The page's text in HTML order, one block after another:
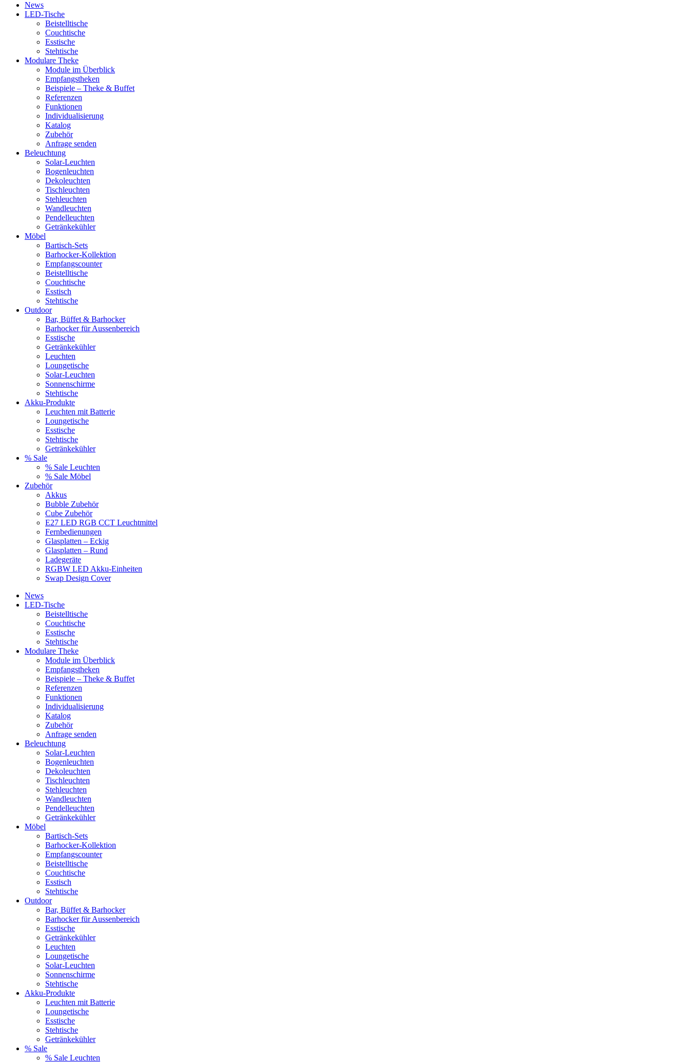
News
LED-Tische
Beistelltische
Couchtische
Esstische
Stehtische
Modulare Theke
Module im Überblick
Empfangstheken
Beispiele – Theke & Buffet
Referenzen
Funktionen
Individualisierung
Katalog
Zubehör
Anfrage senden
Beleuchtung
Solar-Leuchten
Bogenleuchten
Dekoleuchten
Tischleuchten
Stehleuchten
Wandleuchten
Pendelleuchten
Getränkekühler
Möbel
Bartisch-Sets
Barhocker-Kollektion
Empfangscounter
Beistelltische
Couchtische
Esstisch
Stehtische
Outdoor
Bar, Büffet & Barhocker
Barhocker für Aussenbereich
Esstische
Getränkekühler
Leuchten
Loungetische
Solar-Leuchten
Sonnenschirme
Stehtische
Akku-Produkte
Leuchten mit Batterie
Loungetische
Esstische
Stehtische
Getränkekühler
% Sale
% Sale Leuchten
% Sale Möbel
Zubehör
Akkus
Bubble Zubehör
Cube Zubehör
E27 LED RGB CCT Leuchtmittel
Fernbedienungen
Glasplatten – Eckig
Glasplatten – Rund
Ladegeräte
RGBW LED Akku-Einheiten
Swap Design Cover
News
LED-Tische
Beistelltische
Couchtische
Esstische
Stehtische
Modulare Theke
Module im Überblick
Empfangstheken
Beispiele – Theke & Buffet
Referenzen
Funktionen
Individualisierung
Katalog
Zubehör
Anfrage senden
Beleuchtung
Solar-Leuchten
Bogenleuchten
Dekoleuchten
Tischleuchten
Stehleuchten
Wandleuchten
Pendelleuchten
Getränkekühler
Möbel
Bartisch-Sets
Barhocker-Kollektion
Empfangscounter
Beistelltische
Couchtische
Esstisch
Stehtische
Outdoor
Bar, Büffet & Barhocker
Barhocker für Aussenbereich
Esstische
Getränkekühler
Leuchten
Loungetische
Solar-Leuchten
Sonnenschirme
Stehtische
Akku-Produkte
Leuchten mit Batterie
Loungetische
Esstische
Stehtische
Getränkekühler
% Sale
% Sale Leuchten